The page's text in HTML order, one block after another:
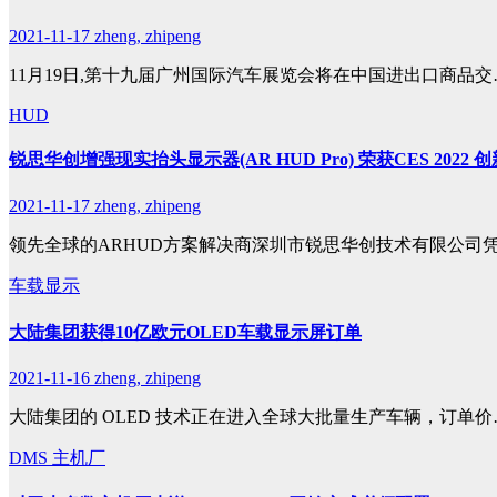
2021-11-17 zheng, zhipeng
11月19日,第十九届广州国际汽车展览会将在中国进出口商品
HUD
锐思华创增强现实抬头显示器(AR HUD Pro) 荣获CES 2022 创
2021-11-17 zheng, zhipeng
领先全球的ARHUD方案解决商深圳市锐思华创技术有限公司
车载显示
大陆集团获得10亿欧元OLED车载显示屏订单
2021-11-16 zheng, zhipeng
大陆集团的 OLED 技术正在进入全球大批量生产车辆，订单
DMS 主机厂